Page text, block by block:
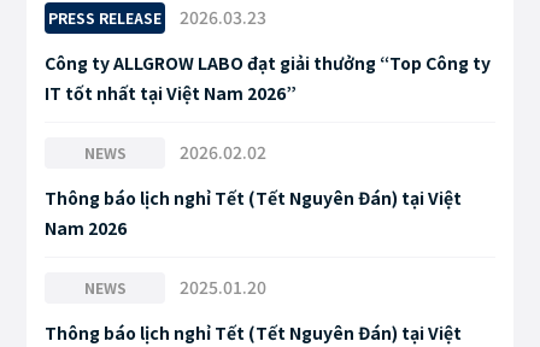
PRESS RELEASE
2026.03.23
Công ty ALLGROW LABO đạt giải thưởng “Top Công ty
IT tốt nhất tại Việt Nam 2026”
NEWS
2026.02.02
Thông báo lịch nghỉ Tết (Tết Nguyên Đán) tại Việt
Nam 2026
NEWS
2025.01.20
Thông báo lịch nghỉ Tết (Tết Nguyên Đán) tại Việt